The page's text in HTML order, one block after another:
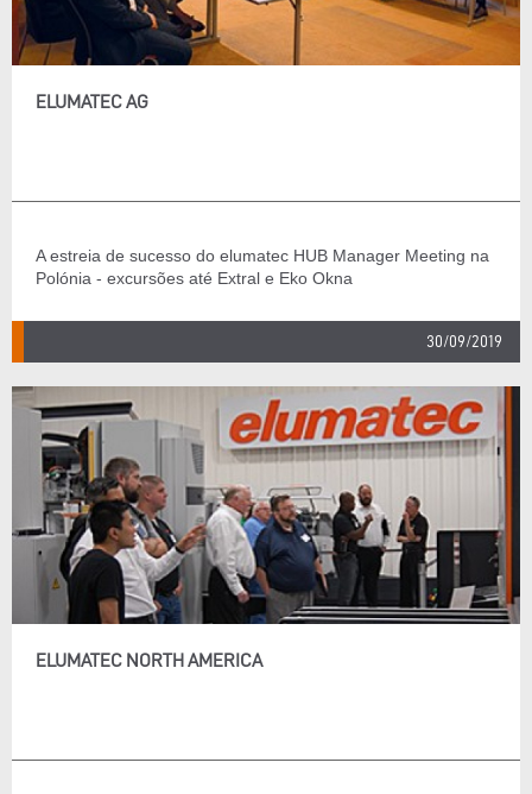
ELUMATEC AG
A estreia de sucesso do elumatec HUB Manager Meeting na
Polónia - excursões até Extral e Eko Okna
30/09/2019
ELUMATEC NORTH AMERICA